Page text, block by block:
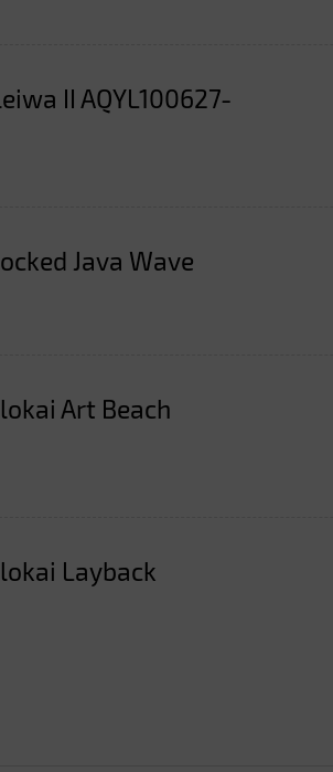
II AQYL100627-
Java Wave
Art Beach
Layback